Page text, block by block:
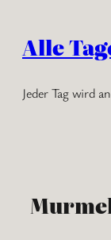
Inhalt
springen
Alle
Jeder Tag wird